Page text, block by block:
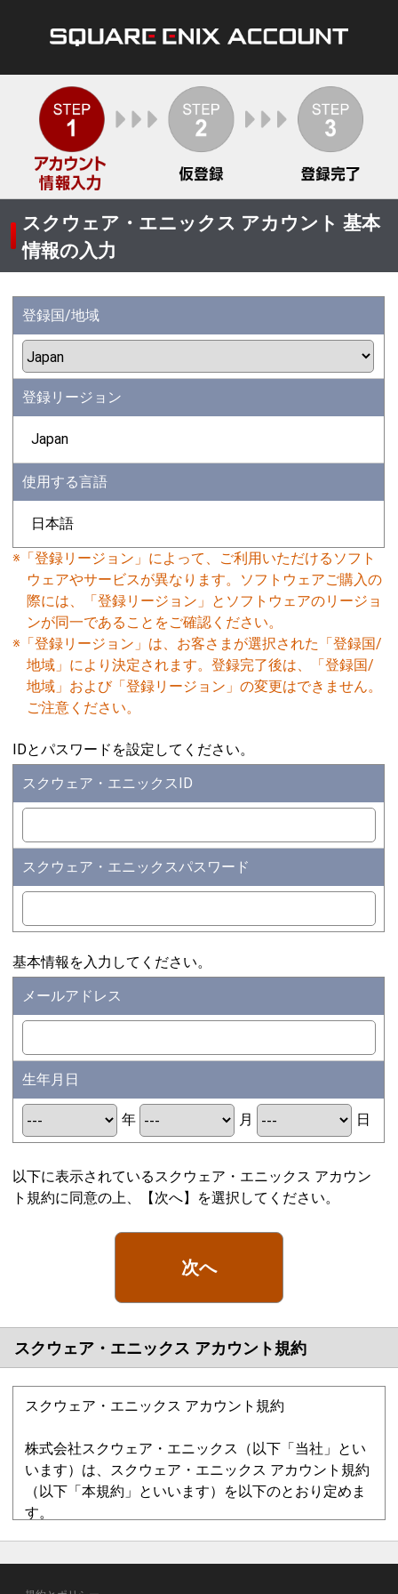
スクウェア・エニックス アカウント 基本
情報の入力
登録国/地域
登録リージョン
Japan
使用する言語
日本語
※「登録リージョン」によって、ご利用いただけるソフト
ウェアやサービスが異なります。ソフトウェアご購入の
際には、「登録リージョン」とソフトウェアのリージョ
ンが同一であることをご確認ください。
※「登録リージョン」は、お客さまが選択された「登録国/
地域」により決定されます。登録完了後は、「登録国/
地域」および「登録リージョン」の変更はできません。
ご注意ください。
IDとパスワードを設定してください。
スクウェア・エニックスID
スクウェア・エニックスパスワード
基本情報を入力してください。
メールアドレス
生年月日
年 月 日
以下に表示されているスクウェア・エニックス アカウン
ト規約に同意の上、【次へ】を選択してください。
次へ
スクウェア・エニックス アカウント規約
スクウェア・エニックス アカウント規約
株式会社スクウェア・エニックス（以下「当社」とい
います）は、スクウェア・エニックス アカウント規約
（以下「本規約」といいます）を以下のとおり定めま
す。